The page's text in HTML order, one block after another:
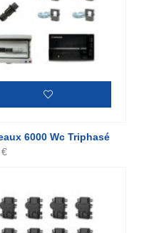
6000 Wc Triphasé
€